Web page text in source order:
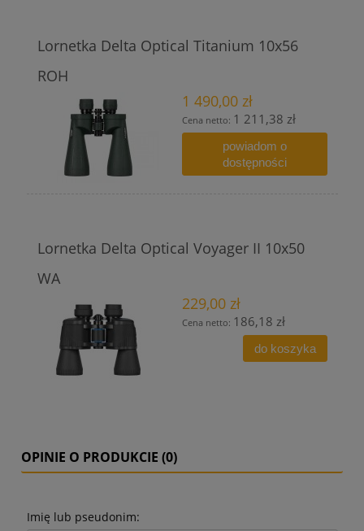
Lornetka Delta Optical Titanium 10x56
ROH
1 490,00 zł
Cena netto: 1 211,38 zł
powiadom o
dostępności
Lornetka Delta Optical Voyager II 10x50
WA
229,00 zł
Cena netto: 186,18 zł
do koszyka
OPINIE O PRODUKCIE (0)
Imię lub pseudonim: